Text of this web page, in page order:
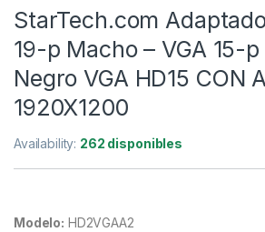
StarTech.com
19-p Macho – VGA 15-
Negro VGA HD15 CON
1920X1200
Availability: 262 disponibles
Modelo: HD2VGAA2